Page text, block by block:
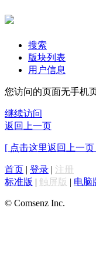
搜索
版块列表
用户信息
您访问的页面无手机
继续访问
返回上一页
[ 点击这里返回上一页
首页 | 登录 | 注册
标准版 | 触屏版 | 电脑
© Comsenz Inc.